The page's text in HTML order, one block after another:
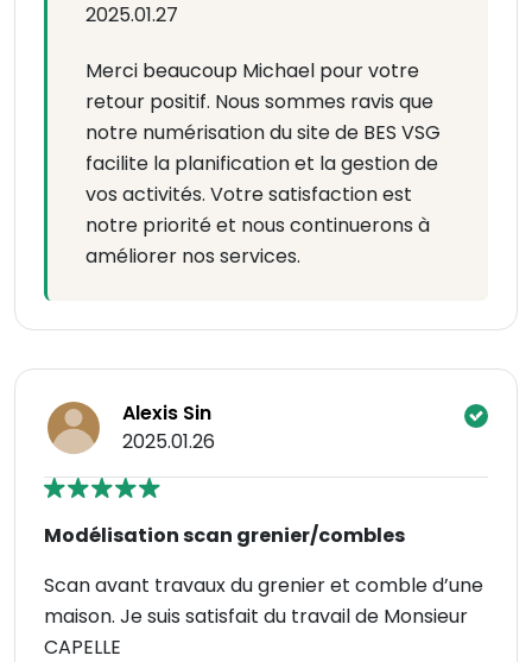
2025.01.27
Merci beaucoup Michael pour votre
retour positif. Nous sommes ravis que
notre numérisation du site de BES VSG
facilite la planification et la gestion de
vos activités. Votre satisfaction est
notre priorité et nous continuerons à
améliorer nos services.
Alexis Sin
2025.01.26
Modélisation scan grenier/combles
Scan avant travaux du grenier et comble d’une
maison. Je suis satisfait du travail de Monsieur
CAPELLE